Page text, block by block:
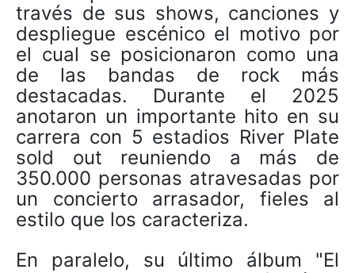
través de sus shows, canciones y
despliegue escénico el motivo por
el cual se posicionaron como una
de las bandas de rock más
destacadas. Durante el 2025
anotaron un importante hito en su
carrera con 5 estadios River Plate
sold out reuniendo a más de
350.000 personas atravesadas por
un concierto arrasador, fieles al
estilo que los caracteriza.
En paralelo, su último álbum "El